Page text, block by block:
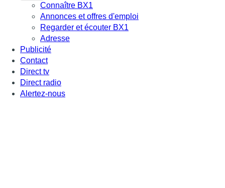
Connaître BX1
Annonces et offres d'emploi
Regarder et écouter BX1
Adresse
Publicité
Contact
Direct tv
Direct radio
Alertez-nous